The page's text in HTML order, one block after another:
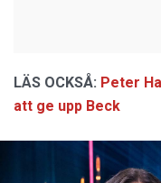
LÄS OCKSÅ: Peter
att ge upp Beck